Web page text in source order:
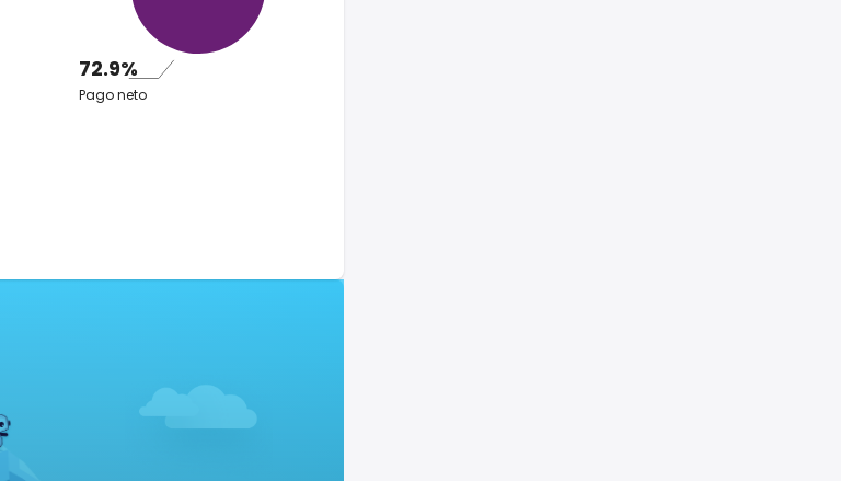
72.9%
Pago neto